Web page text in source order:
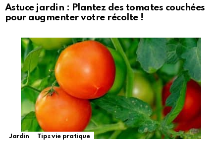
Astuce jardin : Plantez des tomates couchées
pour augmenter votre récolte !
Jardin Tips vie pratique